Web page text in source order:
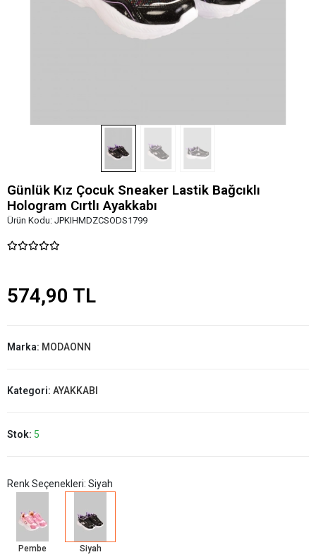
Günlük Kız Çocuk Sneaker Lastik Bağcıklı
Hologram Cırtlı Ayakkabı
Ürün Kodu: JPKIHMDZCSODS1799
574,90 TL
Marka: MODAONN
Kategori: AYAKKABI
Stok: 5
Renk Seçenekleri: Siyah
Pembe Siyah